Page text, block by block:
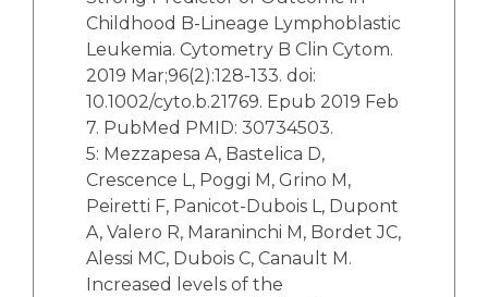
Childhood B-Lineage Lymphoblastic
Leukemia. Cytometry B Clin Cytom.
2019 Mar;96(2):128-133. doi:
10.1002/cyto.b.21769. Epub 2019 Feb
7. PubMed PMID: 30734503.
5​: Mezzapesa A, Bastelica D,
Crescence L, Poggi M, Grino M,
Peiretti F, Panicot-Dubois L, Dupont
A, Valero R, Maraninchi M, Bordet JC,
Alessi MC, Dubois C, Canault M.
Increased levels of the